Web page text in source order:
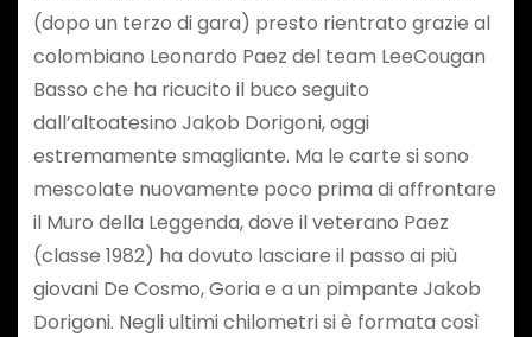
(dopo un terzo di gara) presto rientrato grazie al
colombiano Leonardo Paez del team LeeCougan
Basso che ha ricucito il buco seguito
dall’altoatesino Jakob Dorigoni, oggi
estremamente smagliante. Ma le carte si sono
mescolate nuovamente poco prima di affrontare
il Muro della Leggenda, dove il veterano Paez
(classe 1982) ha dovuto lasciare il passo ai più
giovani De Cosmo, Goria e a un pimpante Jakob
Dorigoni. Negli ultimi chilometri si è formata così